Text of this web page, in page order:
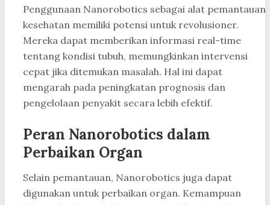
Penggunaan Nanorobotics sebagai alat pemantauan
kesehatan memiliki potensi untuk revolusioner.
Mereka dapat memberikan informasi real-time
tentang kondisi tubuh, memungkinkan intervensi
cepat jika ditemukan masalah. Hal ini dapat
mengarah pada peningkatan prognosis dan
pengelolaan penyakit secara lebih efektif.
Peran Nanorobotics dalam
Perbaikan Organ
Selain pemantauan, Nanorobotics juga dapat
digunakan untuk perbaikan organ. Kemampuan